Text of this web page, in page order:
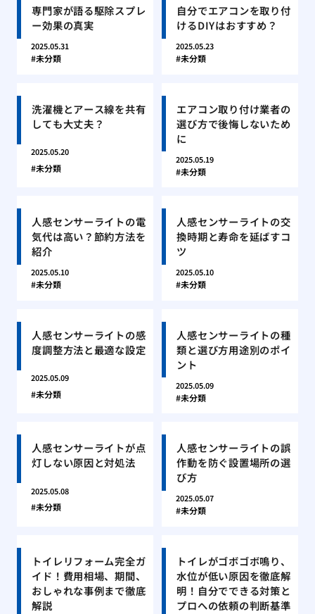
専門家が語る駆除スプレ
ー効果の真実
2025.05.31
未分類
自分でエアコンを取り付
けるDIYはおすすめ？
2025.05.23
未分類
洗濯機とアース線を共有
しても大丈夫？
2025.05.20
未分類
エアコン取り付け業者の
選び方で後悔しないため
に
2025.05.19
未分類
人感センサーライトの電
気代は高い？節約方法を
紹介
2025.05.10
未分類
人感センサーライトの交
換時期と寿命を延ばすコ
ツ
2025.05.10
未分類
人感センサーライトの感
度調整方法と最適な設定
2025.05.09
未分類
人感センサーライトの種
類と選び方用途別のポイ
ント
2025.05.09
未分類
人感センサーライトが点
灯しない原因と対処法
2025.05.08
未分類
人感センサーライトの誤
作動を防ぐ設置場所の選
び方
2025.05.07
未分類
トイレリフォーム完全ガ
イド！費用相場、期間、
おしゃれな事例まで徹底
解説
トイレがゴボゴボ鳴り、
水位が低い原因を徹底解
明！自分でできる対策と
プロへの依頼の判断基準